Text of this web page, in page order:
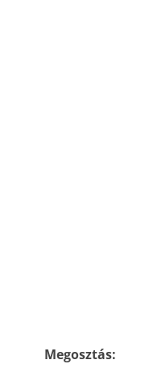
Megosztás: